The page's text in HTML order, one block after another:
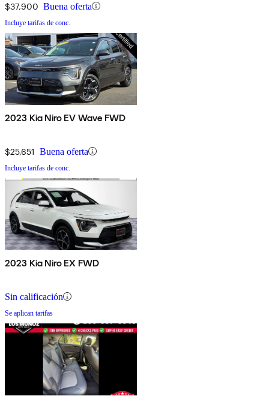
$37,900 Buena oferta
Incluye tarifas de conc.
2023 Kia Niro EV Wave FWD
$25,651 Buena oferta
Incluye tarifas de conc.
2023 Kia Niro EX FWD
Sin calificación
Se aplican tarifas